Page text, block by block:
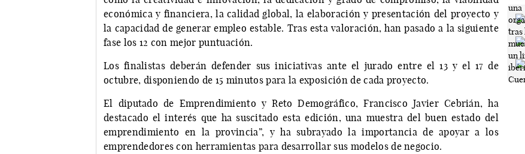
económica y financiera, la calidad global, la elaboración y presentación del proyecto y
la capacidad de generar empleo estable. Tras esta valoración, han pasado a la siguiente
fase los 12 con mejor puntuación.
Los finalistas deberán defender sus iniciativas ante el jurado entre el 13 y el 17 de
octubre, disponiendo de 15 minutos para la exposición de cada proyecto.
El diputado de Emprendimiento y Reto Demográfico, Francisco Javier Cebrián, ha
destacado el interés que ha suscitado esta edición, una muestra del buen estado del
emprendimiento en la provincia”, y ha subrayado la importancia de apoyar a los
emprendedores con herramientas para desarrollar sus modelos de negocio.